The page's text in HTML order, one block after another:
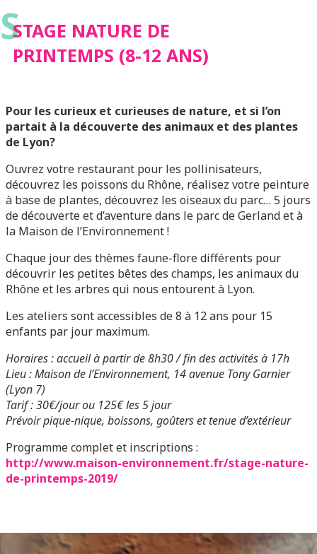
SSTAGE NATURE DE
PRINTEMPS (8-12 ANS)
Pour les curieux et curieuses de nature, et si l’on
partait à la découverte des animaux et des plantes
de Lyon?
Ouvrez votre restaurant pour les pollinisateurs,
découvrez les poissons du Rhône, réalisez votre peinture
à base de plantes, découvrez les oiseaux du parc… 5 jours
de découverte et d’aventure dans le parc de Gerland et à
la Maison de l’Environnement !
Chaque jour des thèmes faune-flore différents pour
découvrir les petites bêtes des champs, les animaux du
Rhône et les arbres qui nous entourent à Lyon.
Les ateliers sont accessibles de 8 à 12 ans pour 15
enfants par jour maximum.
Horaires : accueil à partir de 8h30 / fin des activités à 17h
Lieu : Maison de l’Environnement, 14 avenue Tony Garnier
(Lyon 7)
Tarif : 30€/jour ou 125€ les 5 jour
Prévoir pique-nique, boissons, goûters et tenue d’extérieur
Programme complet et inscriptions :
http://www.maison-environnement.fr/stage-nature-
de-printemps-2019/